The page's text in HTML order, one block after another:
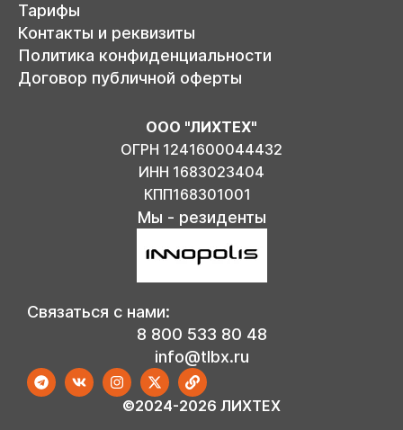
Связаться с нами:
8 800 533 80 48
info@tlbx.ru
©2024-2026 ЛИХТЕХ
Тарифы
Контакты и реквизиты
Политика конфиденциальности
Договор публичной оферты
ООО "ЛИХТЕХ"
ОГРН 1241600044432
ИНН 1683023404
КПП168301001
Мы - резиденты